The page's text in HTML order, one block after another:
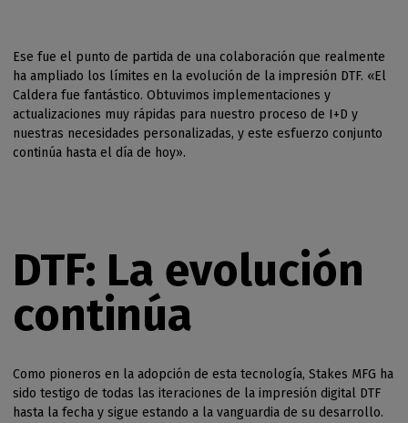
Ese fue el punto de partida de una colaboración que realmente
ha ampliado los límites en la evolución de la impresión DTF. «El
Caldera fue fantástico. Obtuvimos implementaciones y
actualizaciones muy rápidas para nuestro proceso de I+D y
nuestras necesidades personalizadas, y este esfuerzo conjunto
continúa hasta el día de hoy».
DTF: La evolución
continúa
Como pioneros en la adopción de esta tecnología, Stakes MFG ha
sido testigo de todas las iteraciones de la impresión digital DTF
hasta la fecha y sigue estando a la vanguardia de su desarrollo.